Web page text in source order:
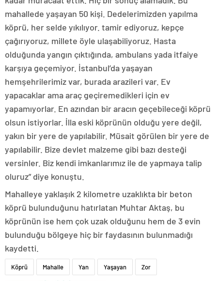
mahallede yaşayan 50 kişi. Dedelerimizden yapılma
köprü, her selde yıkılıyor. tamir ediyoruz, kepçe
çağırıyoruz, millete öyle ulaşabiliyoruz. Hasta
olduğunda yangın çıktığında, ambulans yada itfaiye
karşıya geçemiyor. İstanbul’da yaşayan
hemşehrilerimiz var, burada arazileri var. Ev
yapacaklar ama araç geçiremedikleri için ev
yapamıyorlar. En azından bir aracın geçebileceği köprü
olsun istiyorlar. İlla eski köprünün olduğu yere değil,
yakın bir yere de yapılabilir. Müsait görülen bir yere de
yapılabilir. Bize devlet malzeme gibi bazı desteği
versinler. Biz kendi imkanlarımız ile de yapmaya talip
oluruz” diye konuştu.
Mahalleye yaklaşık 2 kilometre uzaklıkta bir beton
köprü bulunduğunu hatırlatan Muhtar Aktaş, bu
köprünün ise hem çok uzak olduğunu hem de 3 evin
bulunduğu bölgeye hiç bir faydasının bulunmadığı
kaydetti.
Köprü Mahalle Yan Yaşayan Zor